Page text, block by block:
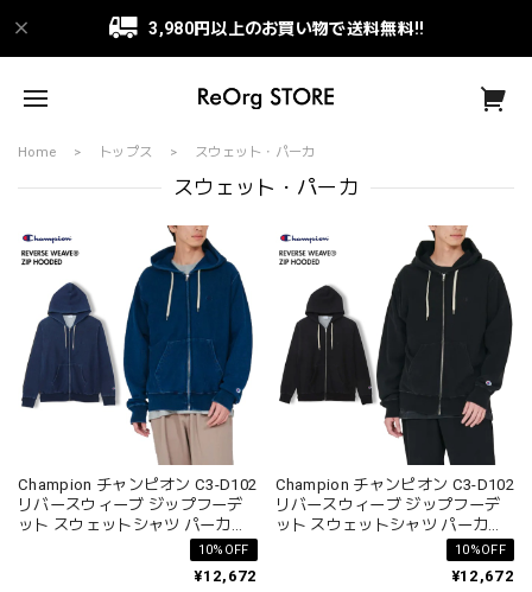
3,980円以上のお買い物で送料無料!!
Home トップス スウェット・パーカ
スウェット・パーカ
Champion チャンピオン C3-D102
リバースウィーブ ジップフーデ
ット スウェットシャツ パーカー
10%OFF
¥12,672
Champion チャンピオン C3-D102
リバースウィーブ ジップフーデ
ット スウェットシャツ パーカー
10%OFF
¥12,672